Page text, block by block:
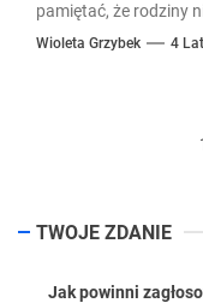
pamiętać, że rodziny
Wioleta Grzybek 4
TWOJE ZDANIE
Jak powinni